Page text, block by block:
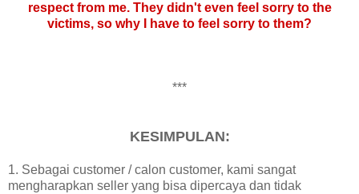
respect from me. They didn't even feel sorry to the
victims, so why I have to feel sorry to them?
***
KESIMPULAN:
1. Sebagai customer / calon customer, kami sangat
mengharapkan seller yang bisa dipercaya dan tidak